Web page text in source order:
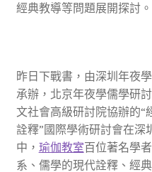
經典教導等問題展開探討。
昨日下戰書，由深圳年夜
承辦，北京年夜學儒學研
文社會高級研討院協辦的“
詮釋”國際學術研討會在深
中， 瑜伽教室百位著名學
系、儒學的現代詮釋、經